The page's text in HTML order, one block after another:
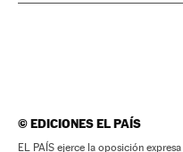
©EDICIONES EL PAÍS
EL PAÍS ejerce la oposición